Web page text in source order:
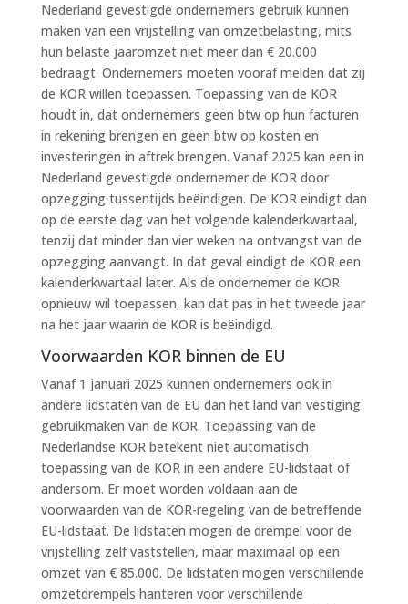
Nederland gevestigde ondernemers gebruik kunnen
maken van een vrijstelling van omzetbelasting, mits
hun belaste jaaromzet niet meer dan € 20.000
bedraagt. Ondernemers moeten vooraf melden dat zij
de KOR willen toepassen. Toepassing van de KOR
houdt in, dat ondernemers geen btw op hun facturen
in rekening brengen en geen btw op kosten en
investeringen in aftrek brengen. Vanaf 2025 kan een in
Nederland gevestigde ondernemer de KOR door
opzegging tussentijds beëindigen. De KOR eindigt dan
op de eerste dag van het volgende kalenderkwartaal,
tenzij dat minder dan vier weken na ontvangst van de
opzegging aanvangt. In dat geval eindigt de KOR een
kalenderkwartaal later. Als de ondernemer de KOR
opnieuw wil toepassen, kan dat pas in het tweede jaar
na het jaar waarin de KOR is beëindigd.
Voorwaarden KOR binnen de EU
Vanaf 1 januari 2025 kunnen ondernemers ook in
andere lidstaten van de EU dan het land van vestiging
gebruikmaken van de KOR. Toepassing van de
Nederlandse KOR betekent niet automatisch
toepassing van de KOR in een andere EU-lidstaat of
andersom. Er moet worden voldaan aan de
voorwaarden van de KOR-regeling van de betreffende
EU-lidstaat. De lidstaten mogen de drempel voor de
vrijstelling zelf vaststellen, maar maximaal op een
omzet van € 85.000. De lidstaten mogen verschillende
omzetdrempels hanteren voor verschillende